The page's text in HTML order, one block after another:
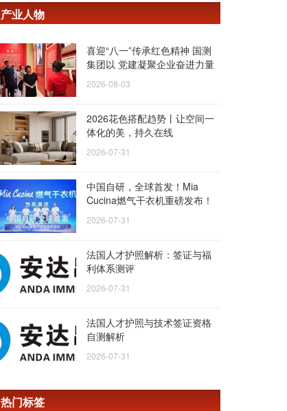
产业人物
喜迎“八一”传承红色精神 国测
集团以 党建凝聚企业奋进力量
2026-08-03
2026花色搭配趋势丨让空间一
体化的美，持久在线
2026-07-31
中国自研，全球首发！Mia
Cucina燃气干衣机重磅发布！
2026-07-31
法国人才护照解析：签证与福
利体系测评
2026-07-31
法国人才护照与技术签证资格
自测解析
2026-07-31
热门标签